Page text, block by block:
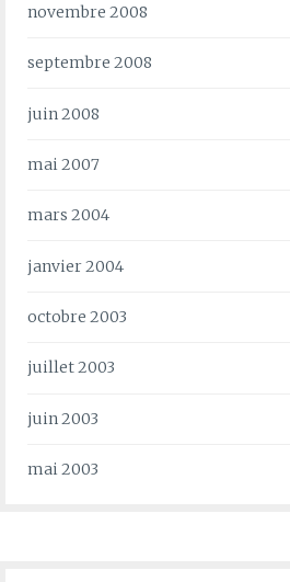
novembre 2008
septembre 2008
juin 2008
mai 2007
mars 2004
janvier 2004
octobre 2003
juillet 2003
juin 2003
mai 2003